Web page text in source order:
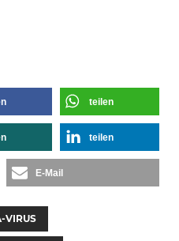
teilen
teilen
E-Mail
VIRUS